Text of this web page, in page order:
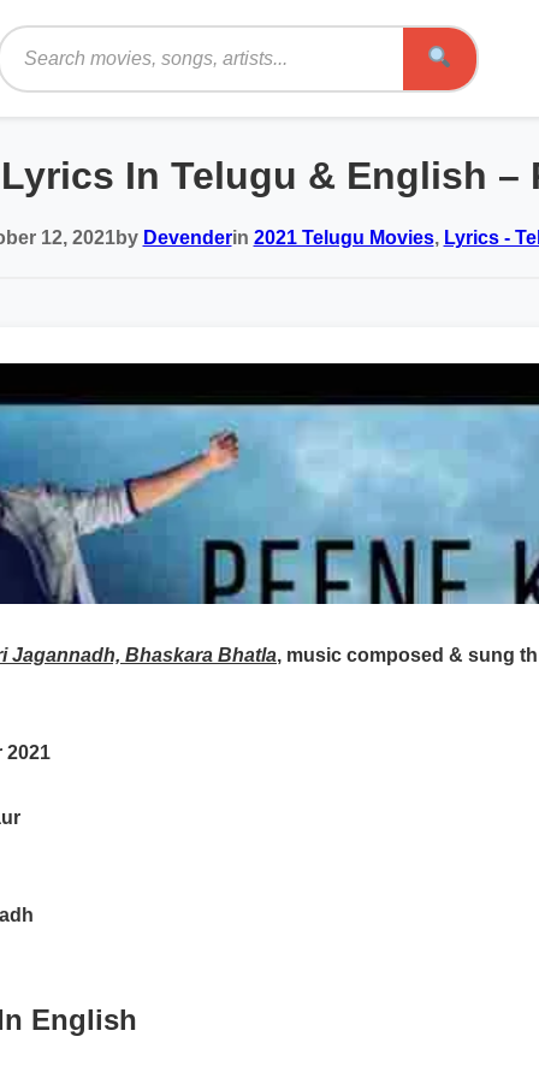
Search
In Telugu & English
12, 2021by Devenderin 2021 Telugu Movies, Lyrics -
Jagannadh, Bhaskara Bhatla, music composed & sung
2021
English